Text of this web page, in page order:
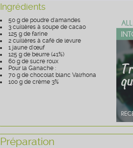
Ingrédients
50 g de poudre d'amandes
3 cuillères à soupe de cacao
125 g de farine
2 cuillères à café de levure
1 jaune d'œuf
125 g de beurre (41%)
60 g de sucre roux
Pour la Ganache :
70 g de chocolat blanc Valrhona
100 g de crème 3%
Préparation